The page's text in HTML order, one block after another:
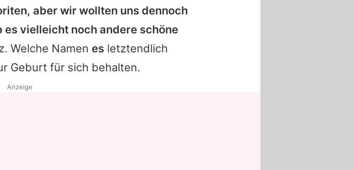
aber wir wollten uns dennoch
vielleicht noch andere schöne
Welche Namen es letztendlich
Geburt für sich behalten.
Anzeige